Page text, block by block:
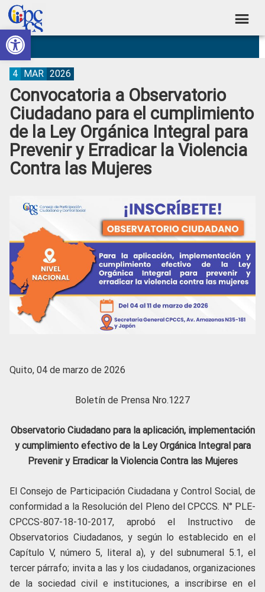
Abrir barra de herramientas
Skip
to
primary
navigation
Skip
to
main
content
Skip
to
primary
sidebar
Skip
to
footer
Consejo
de
Participación
Ciudadana
Control
Social
Construyendo
Poder
Ciudadano
Convocatoria a Observatorio
Ciudadano para el cumplimiento
de la Ley Orgánica Integral para
Prevenir y Erradicar la Violencia
Contra las Mujeres
4 MAR 2026
Quito, 04 de marzo de 2026
Boletín de Prensa Nro.1227
Observatorio Ciudadano para la aplicación, implementación
y cumplimiento efectivo de la Ley Orgánica Integral para
Prevenir y Erradicar la Violencia Contra las Mujeres
El Consejo de Participación Ciudadana y Control Social, de
conformidad a la Resolución del Pleno del CPCCS. N° PLE-
CPCCS-807-18-10-2017, aprobó el Instructivo de
Observatorios Ciudadanos, y según lo establecido en el
Capítulo V, número 5, literal a), y del subnumeral 5.1, el
tercer párrafo; invita a las y los ciudadanos, organizaciones
de la sociedad civil e instituciones, a inscribirse en el